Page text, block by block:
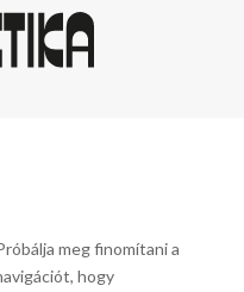
meg finomítani a
hogy